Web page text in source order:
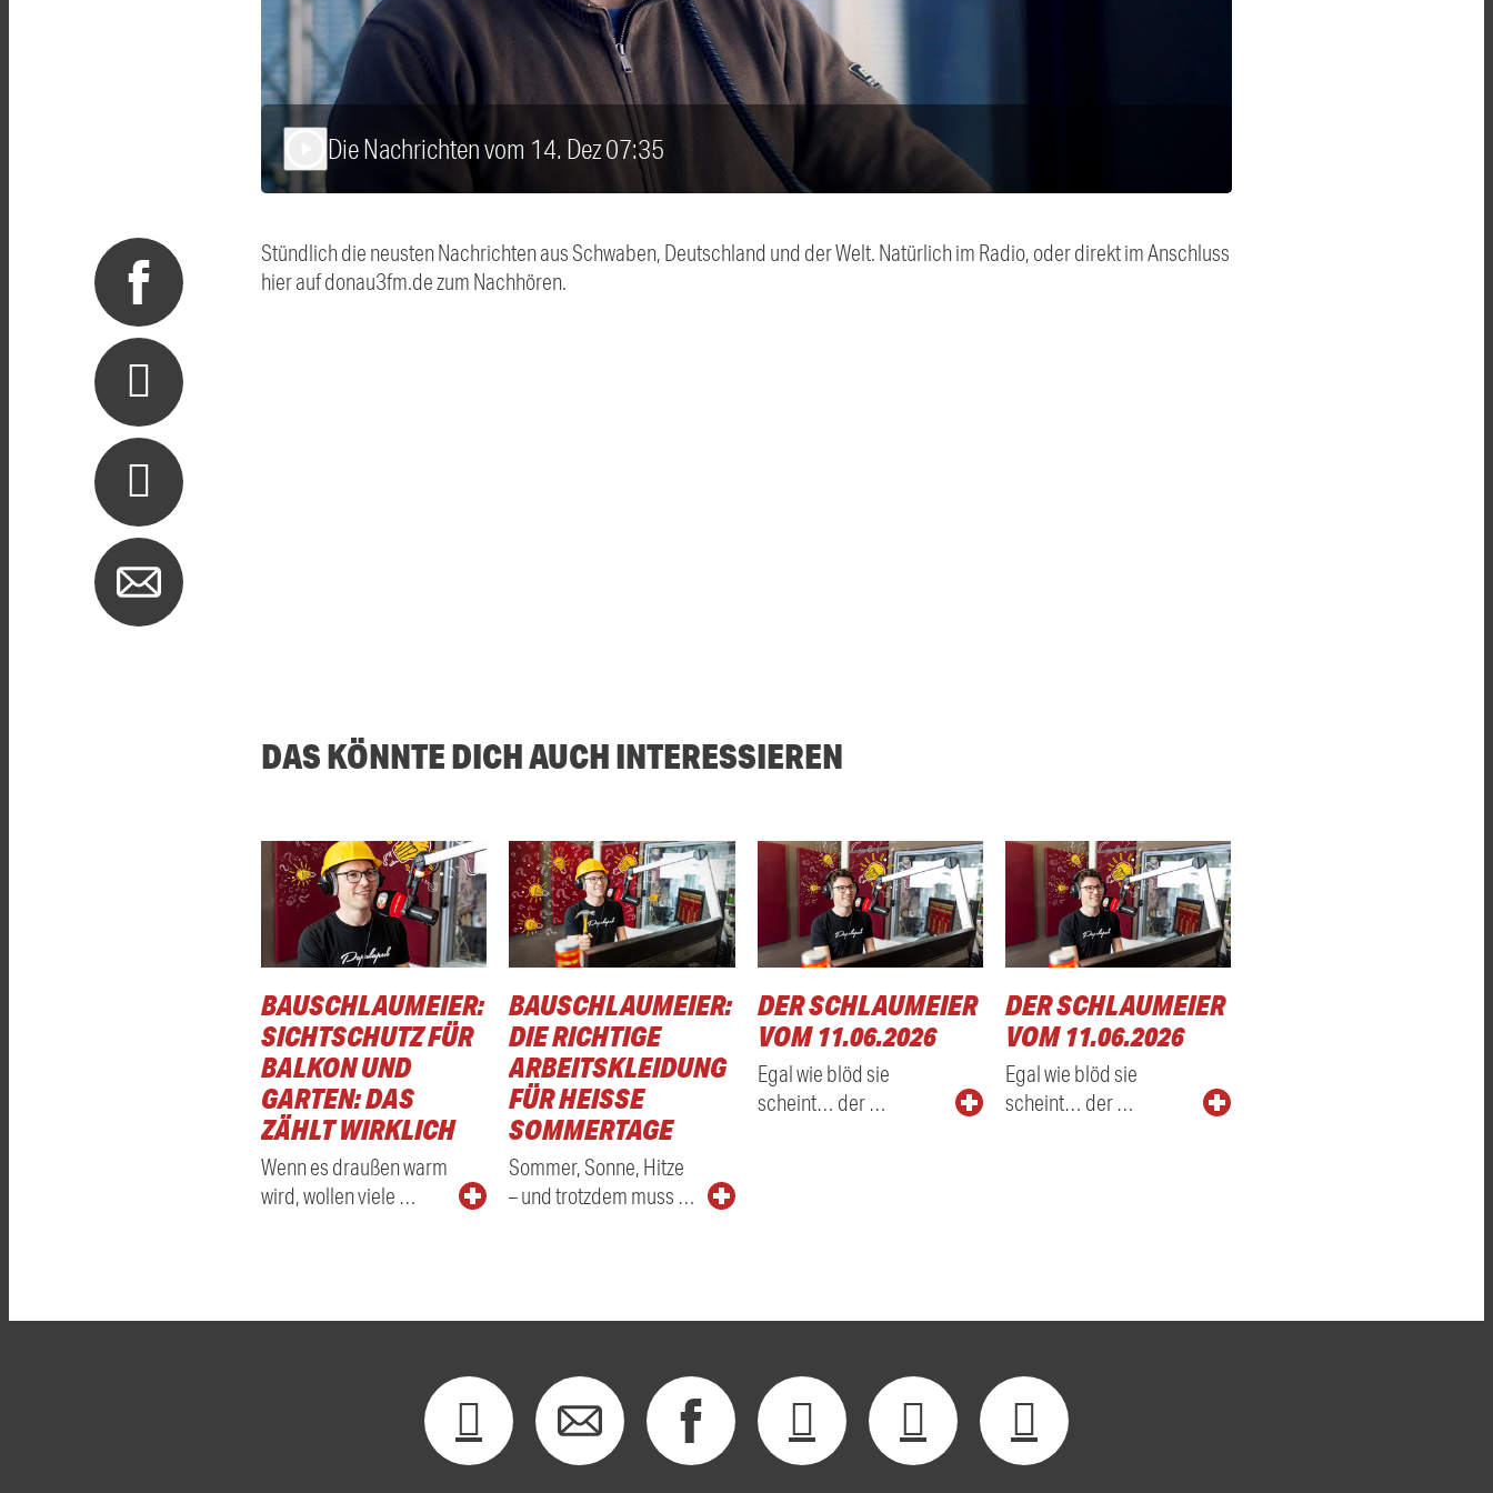
Die Nachrichten vom 14. Dez 07:35
Stündlich die neusten Nachrichten aus Schwaben, Deutschland und der Welt. Natürlich im Radio, oder direkt im Anschluss
hier auf donau3fm.de zum Nachhören.
DAS KÖNNTE DICH AUCH INTERESSIEREN
BAUSCHLAUMEIER:
SICHTSCHUTZ FÜR
BALKON UND
GARTEN: DAS
ZÄHLT WIRKLICH
Wenn es draußen warm
wird, wollen viele …
BAUSCHLAUMEIER:
DIE RICHTIGE
ARBEITSKLEIDUNG
FÜR HEISSE S
OMMERTAGE
Sommer, Sonne, Hitze
– und trotzdem muss …
DER SCHLAUMEIER
VOM 11.06.2026
Egal wie blöd sie
scheint… der …
DER SCHLAUMEIER
VOM 11.06.2026
Egal wie blöd sie
scheint… der …